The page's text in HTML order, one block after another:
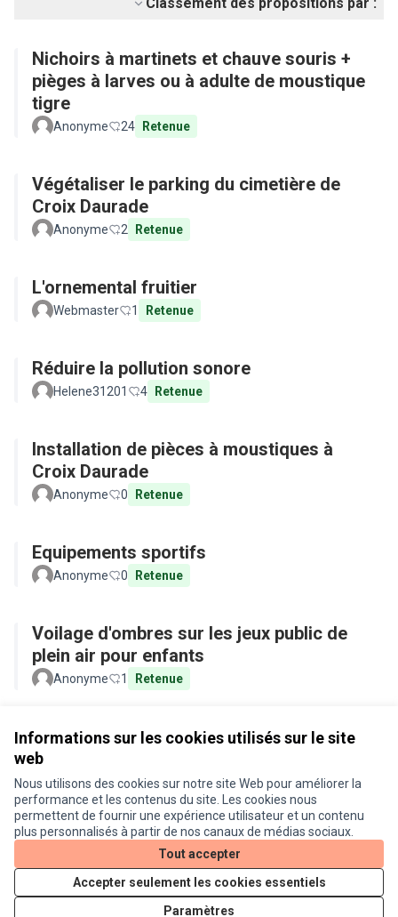
Informations sur les cookies utilisés sur le site
web
Nous utilisons des cookies sur notre site Web pour améliorer la
performance et les contenus du site. Les cookies nous
permettent de fournir une expérience utilisateur et un contenu
plus personnalisés à partir de nos canaux de médias sociaux.
Tout accepter
Accepter seulement les cookies essentiels
Paramètres
Nichoirs à martinets et chauve souris +
pièges à larves ou à adulte de moustique
tigre
Anonyme 24 Retenue
Végétaliser le parking du cimetière de
Croix Daurade
Anonyme 2 Retenue
L'ornemental fruitier
Webmaster 1 Retenue
Réduire la pollution sonore
Helene31201 4 Retenue
Installation de pièces à moustiques à
Croix Daurade
Anonyme 0 Retenue
Equipements sportifs
Anonyme 0 Retenue
Voilage d'ombres sur les jeux public de
plein air pour enfants
Anonyme 1 Retenue
Conditions d'utilisation
Paramètres des cookies
Je participe ! sur X
(Lien externe)
Je participe ! sur Facebook
Je participe ! sur Instagram
Licence
(Lien